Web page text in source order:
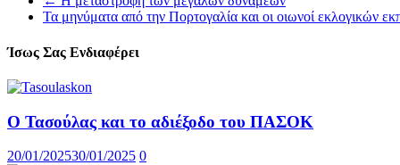
Τα μηνύματα από την Πορτογαλία και οι οιωνοί εκλογικών
Ίσως Σας Ενδιαφέρει
Ο Τασούλας και το αδιέξοδο του ΠΑΣΟΚ
20/01/202530/01/2025 0